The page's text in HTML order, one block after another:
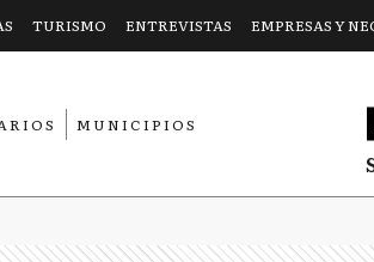
TURISMO ENTREVISTAS EMPRESAS Y
MUNICIPIOS